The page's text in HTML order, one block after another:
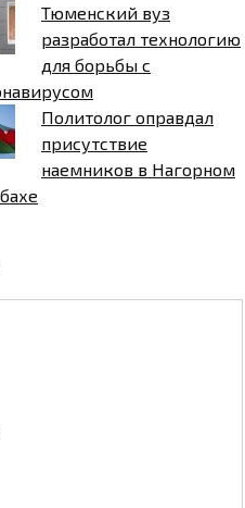
Тюменский вуз
разработал технологию
для борьбы с
Политолог оправдал
присутствие
наемников в Нагорном